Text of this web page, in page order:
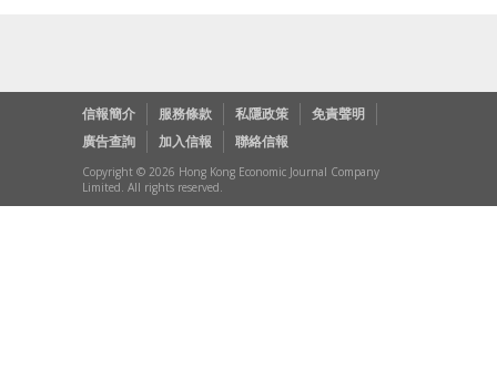
信報簡介 服務條款 私隱政策
免責聲明
廣告查詢
加入信報 聯絡信報
Copyright © 2026 Hong Kong Economic Journal Company
Limited. All rights reserved.